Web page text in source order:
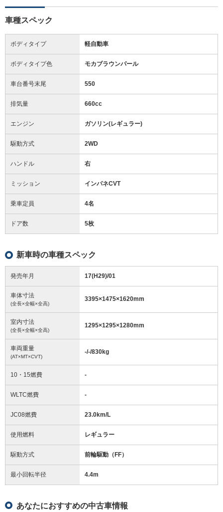
車種スペック
ボディタイプ 軽自動車
ボディタイプ色 モカブラウンパール
車台番号末尾 550
排気量 660cc
エンジン ガソリン(レギュラー)
駆動方式 2WD
ハンドル 右
ミッション インパネCVT
乗車定員 4名
ドア数 5枚
新車時の車種スペック
発売年月 17(H29)/01
車体寸法
(全長×全幅×全高)
3395×1475×1620mm
室内寸法
(全長×全幅×全高)
1295×1295×1280mm
車両重量
(AT×MT×CVT)
-/-/830kg
10・15燃費 -
WLTC燃費 -
JC08燃費 23.0km/L
使用燃料 レギュラー
駆動方式 前輪駆動（FF）
最小回転半径 4.4m
あなたにおすすめの中古車情報